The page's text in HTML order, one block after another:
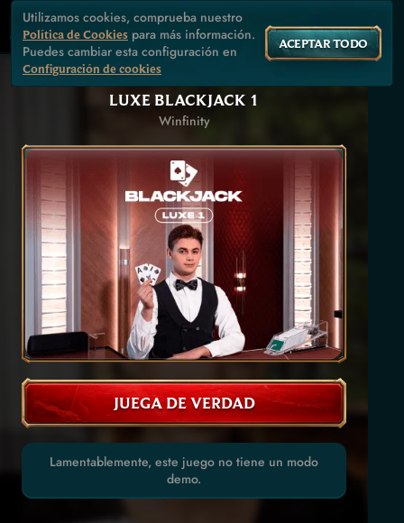
LUXE BLACKJACK 1
Winfinity
JUEGA DE VERDAD
Lamentablemente, este juego no tiene un modo
demo.
Utilizamos cookies, comprueba nuestro
Política de Cookies para más información.
Puedes cambiar esta configuración en
Configuración de cookies
ACEPTAR TODO